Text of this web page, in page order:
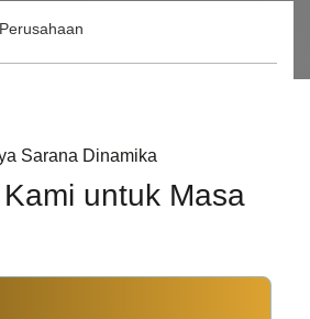
Sarana Dinamika
untuk Masa